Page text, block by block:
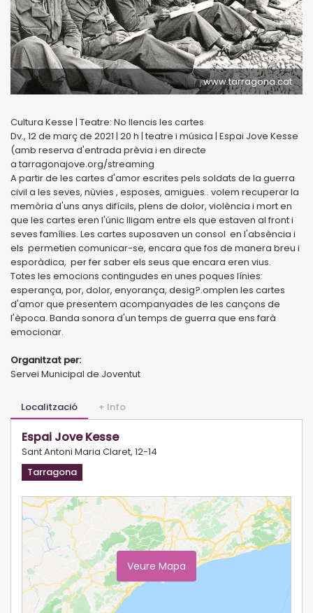
www.tarragona.cat
Cultura Kesse | Teatre: No llencis les cartes
Dv., 12 de març de 2021 | 20 h | teatre i música | Espai Jove Kesse
(amb reserva d'entrada prèvia i en directe
a tarragonajove.org/streaming
A partir de les cartes d'amor escrites pels soldats de la guerra
civil a les seves, nùvies , esposes, amigues.. volem recuperar la
memòria d'uns anys difícils, plens de dolor, violència i mort en
que les cartes eren l'únic lligam entre els que estaven al front i
seves famílies. Les cartes suposaven un consol en l'absència i
els permetien comunicar-se, encara que fos de manera breu i
esporàdica, per fer saber els seus que encara eren vius.
Totes les emocions contingudes en unes poques línies:
esperança, por, dolor, enyorança, desig?.omplen les cartes
d'amor que presentem acompanyades de les cançons de
l'època. Banda sonora d'un temps de guerra que ens farà
emocionar.
Organitzat per:
Servei Municipal de Joventut
Localització + Info
Espai Jove Kesse
Sant Antoni Maria Claret, 12-14
Tarragona
Veure Mapa